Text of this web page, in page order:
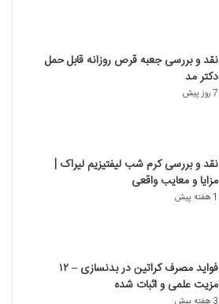
نقد و بررسی جعبه قرص روزانه قابل حمل
دکتر مد
7 روز پیش
نقد و بررسی کرم شب لیفتیزیم لیراک |
مزایا و معایب واقعی
1 هفته پیش
فواید مصرف کراتین در بدنسازی – ۱۲
مزیت علمی و اثبات شده